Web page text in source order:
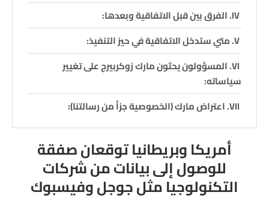
الفرق بين قبل الاتفاقية وبعدها:
متي ستدخل الاتفاقية في حيز التنفيذ:
المسؤولون يحثون مارك زوكربيرج على تغيير
سياساته:
اعتراض مارك (الخصوصية جزأ من رسالتنا):
أمريكاوبريطانياتوقعان صفقة
للوصول إلى بيانات من شركات
التكنولوجيا مثلجوجل وفيسبوك